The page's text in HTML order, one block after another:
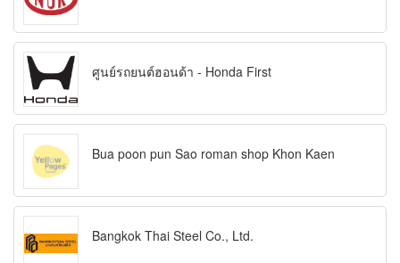
ศูนย์รถยนต์ฮอนด้า - Honda First
Bua poon pun Sao roman shop Khon Kaen
Bangkok Thai Steel Co., Ltd.